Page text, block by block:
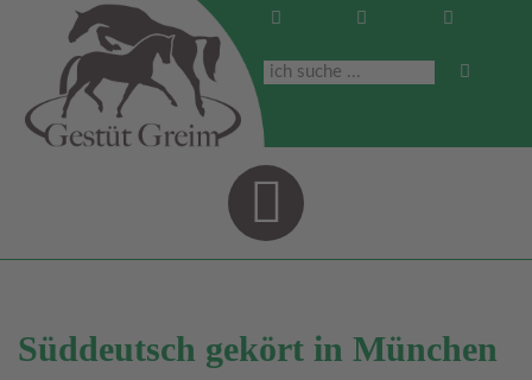
Süddeutsch gekört in München